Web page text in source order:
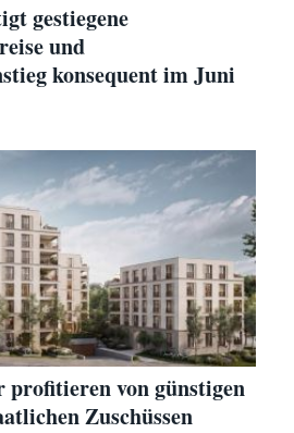
gestiegene
und
konsequent im Juni
profitieren von günstigen
Zuschüssen